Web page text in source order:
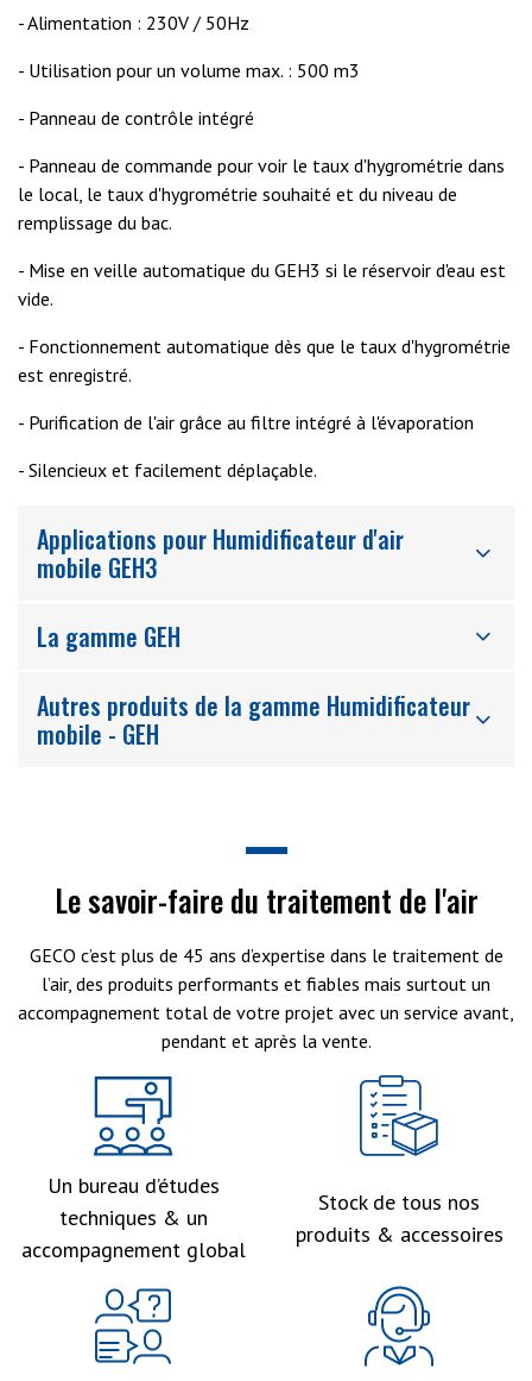
- Alimentation : 230V / 50Hz
- Utilisation pour un volume max. : 500 m3
- Panneau de contrôle intégré
- Panneau de commande pour voir le taux d'hygrométrie dans
le local, le taux d'hygrométrie souhaité et du niveau de
remplissage du bac.
- Mise en veille automatique du GEH3 si le réservoir d'eau est
vide.
- Fonctionnement automatique dès que le taux d'hygrométrie
est enregistré.
- Purification de l'air grâce au filtre intégré à l'évaporation
- Silencieux et facilement déplaçable.
Applications pour Humidificateur d'air
mobile GEH3
La gamme GEH
Autres produits de la gamme Humidificateur
mobile - GEH
Le savoir-faire du traitement de l'air
GECO c’est plus de 45 ans d’expertise dans le traitement de
l’air, des produits performants et fiables mais surtout un
accompagnement total de votre projet avec un service avant,
pendant et après la vente.
Un bureau d’études
techniques & un
accompagnement global
Stock de tous nos
produits & accessoires